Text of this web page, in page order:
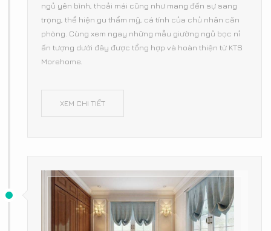
ngủ yên bình, thoải mái cũng như mang đến sự sang
trọng, thể hiện gu thẩm mỹ, cá tính của chủ nhân căn
phòng. Cùng xem ngay những mẫu giường ngủ bọc nỉ
ấn tượng dưới đây được tổng hợp và hoàn thiện từ KTS
Morehome.
XEM CHI TIẾT